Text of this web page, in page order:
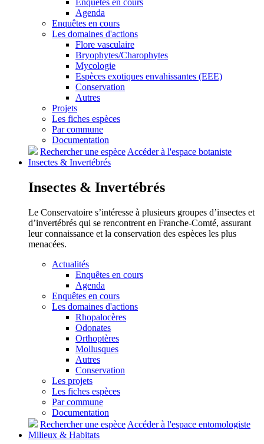
Enquêtes en cours
Agenda
Enquêtes en cours
Les domaines d'actions
Flore vasculaire
Bryophytes/Charophytes
Mycologie
Espèces exotiques envahissantes (EEE)
Conservation
Autres
Projets
Les fiches espèces
Par commune
Documentation
Rechercher une espèceAccéder à l'espace botaniste
Insectes & Invertébrés
Insectes & Invertébrés
Le Conservatoire s’intéresse à plusieurs groupes d’insectes et
d’invertébrés qui se rencontrent en Franche-Comté, assurant
leur connaissance et la conservation des espèces les plus
menacées.
Actualités
Enquêtes en cours
Agenda
Enquêtes en cours
Les domaines d'actions
Rhopalocères
Odonates
Orthoptères
Mollusques
Autres
Conservation
Les projets
Les fiches espèces
Par commune
Documentation
Rechercher une espèce Accéder à l'espace entomologiste
Milieux & Habitats